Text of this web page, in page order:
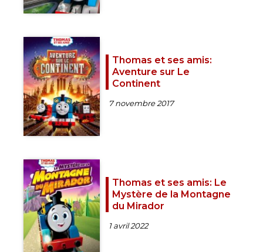
Thomas et ses amis:
Aventure sur Le
Continent
7 novembre 2017
Thomas et ses amis: Le
Mystère de la Montagne
du Mirador
1 avril 2022